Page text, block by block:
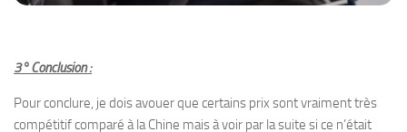
3° Conclusion :
Pour conclure, je dois avouer que certains prix sont vraiment très
compétitif comparé à la Chine mais à voir par la suite si ce n’était